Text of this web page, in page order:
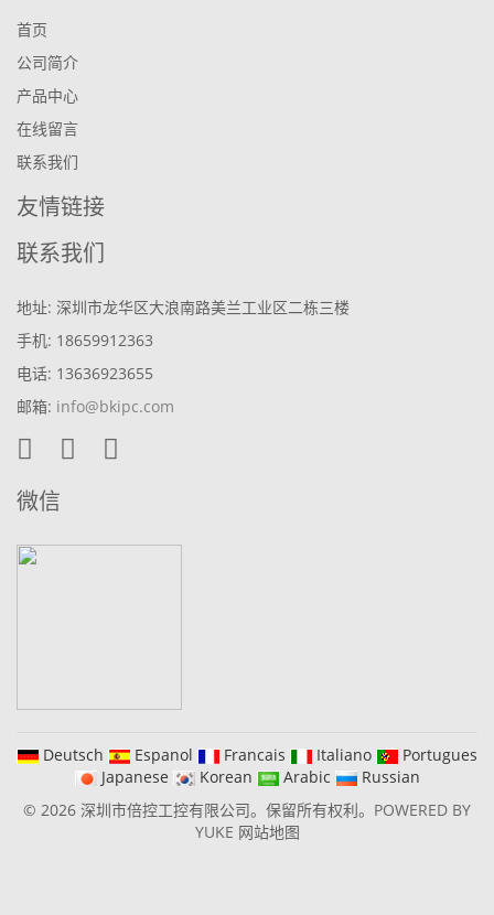
首页
公司简介
产品中心
在线留言
联系我们
友情链接
联系我们
地址: 深圳市龙华区大浪南路美兰工业区二栋三楼
手机: 18659912363
电话: 13636923655
邮箱: info@bkipc.com
微信
Deutsch Espanol Francais Italiano
Portugues
Japanese
Korean Arabic
Russian
© 2026 深圳市倍控工控有限公司。保留所有权利。 POWERED BY
YUKE 网站地图